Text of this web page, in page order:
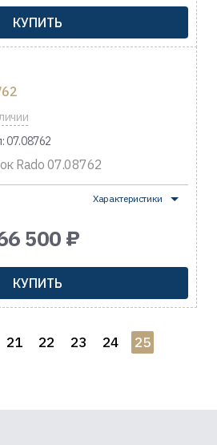
КУПИТЬ
07.08762
Rado 07.08762
Характеристики
500 ₽
КУПИТЬ
21 22 23 24 25